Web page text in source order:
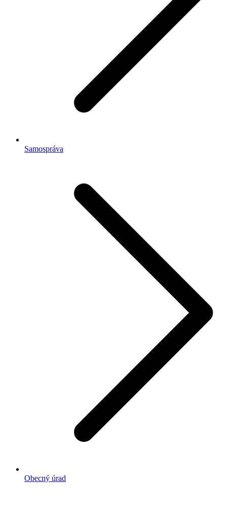
Samospráva
Obecný úrad